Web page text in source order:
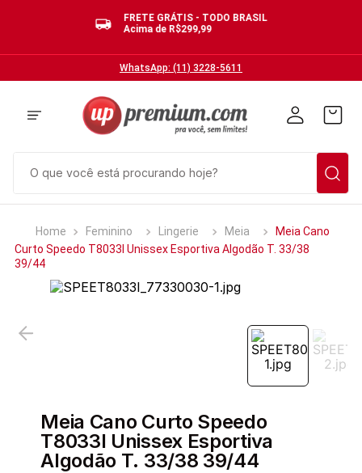
FRETE GRÁTIS - TODO BRASIL
Acima de R$299,99
WhatsApp: (11) 3228-5611
Feminino Lingerie Meia
Meia Cano
Curto Speedo T8033I Unissex Esportiva Algodão T. 33/38
39/44
Meia Cano Curto Speedo
T8033I Unissex Esportiva
Algodão T. 33/38 39/44
1 º
cuecas
3º
pijamas
sutiã bojo
8º
hering
9º
kit